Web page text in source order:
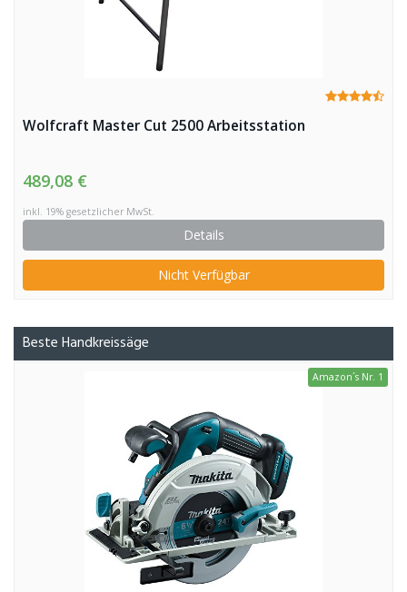
Wolfcraft Master Cut 2500 Arbeitsstation
489,08 €
inkl. 19% gesetzlicher MwSt.
Details
Nicht Verfügbar
Beste Handkreissäge
Amazon´s Nr. 1